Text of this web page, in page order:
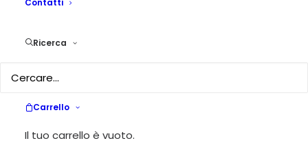
Contatti
Ricerca
Carrello
Il tuo carrello è vuoto.
Un villaggio per educare
by Alessia Todeschini